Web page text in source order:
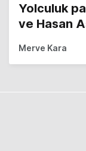
Yolculuk
ve Hasan
Merve Kara